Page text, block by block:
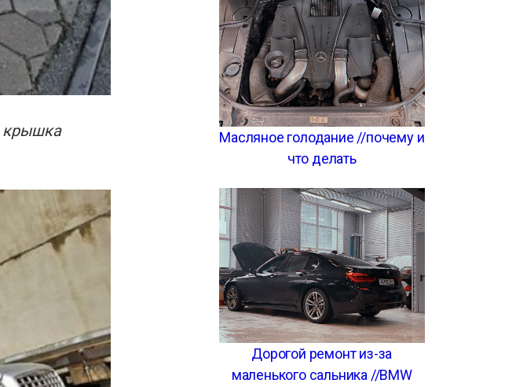
крышка
Масляное голодание //почему и
что делать
Дорогой ремонт из-за
маленького сальника //BMW